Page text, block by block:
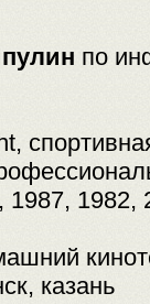
по
1987, 1982,
казань